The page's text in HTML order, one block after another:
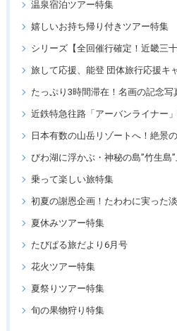
温泉宿泊ツアー特集
嬉しいお持ち帰り付きツアー特集
シリーズ【全回催行確定！近畿三
旅して応援、能登 団体旅行応援キ
たっぷり3時間滞在！名画の記念写真が撮
近鉄特急往路「アーバンライナー」復
日本有数の山岳リゾートへ！絶景の立
びわ湖に浮かぶ・神秘の島”竹生島
乗って楽しい旅特集
初夏の謝恩企画！たわわに実った淡路びわ狩り食べ放題
夏休みツアー特集
たびぱる旅だより6月号
花火ツアー特集
夏祭りツアー特集
旬の果物狩り特集